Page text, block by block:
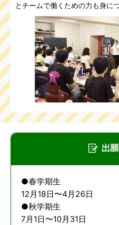
とチームで働くための力も身に
●春学期生
12月18日〜4月26日
●秋学期生
7月1日〜10月31日